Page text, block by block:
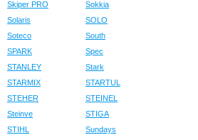
Skiper PRO
Sokkia
Solaris
SOLO
Soteco
South
SPARK
Spec
STANLEY
Stark
STARMIX
STARTUL
STEHER
STEINEL
Steinve
STIGA
STIHL
Sundays